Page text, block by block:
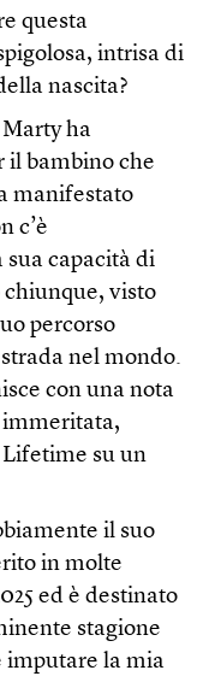
questa
intrisa di
nascita?
ha
il bambino che
manifestato
c’è
capacità di
visto
percorso
nel mondo.
con una nota
immeritata,
su un
il suo
in molte
ed è destinato
stagione
imputare la mia